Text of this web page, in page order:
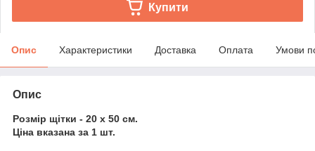
Купити
Опис Характеристики Доставка Оплата Умови
Опис
Розмір щітки - 20 х 50 см.
Ціна вказана за 1 шт.